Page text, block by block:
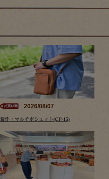
2026/08/07
新作：マルチポシェット(CP-15)